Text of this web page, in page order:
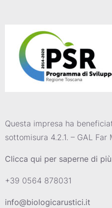
Questa impresa ha
sottomisura 4.2.1. – GAL Far
Clicca qui per saperne di più
+39 0564 878031
info@biologicarustici.it